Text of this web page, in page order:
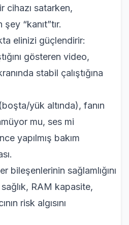
cihazı satarken,
“kanıt”tır.
elinizi güçlendirir:
gösteren video,
stabil çalıştığına
yük altında), fanın
mu, ses mi
yapılmış bakım
bileşenlerinin sağlamlığını
RAM kapasite,
risk algısını